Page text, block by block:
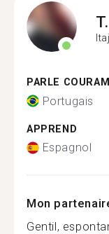
T.
PARLE
Portugais
APPREND
Espagnol
Mon
Gentil,